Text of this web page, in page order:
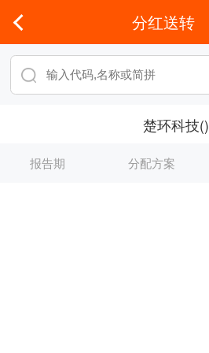
分红送转
楚环科技()
报告期 分配方案